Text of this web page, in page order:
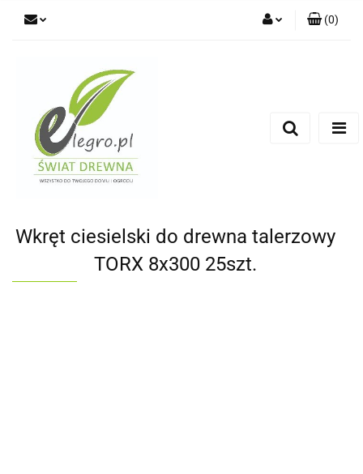
(0)
Wkręt ciesielski do drewna talerzowy
TORX 8x300 25szt.